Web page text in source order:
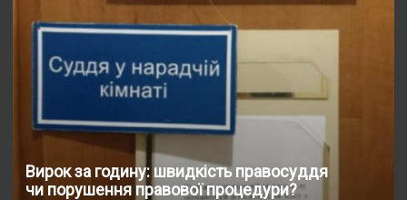
Вирок за годину: швидкість правосуддя
чи порушення правової процедури?